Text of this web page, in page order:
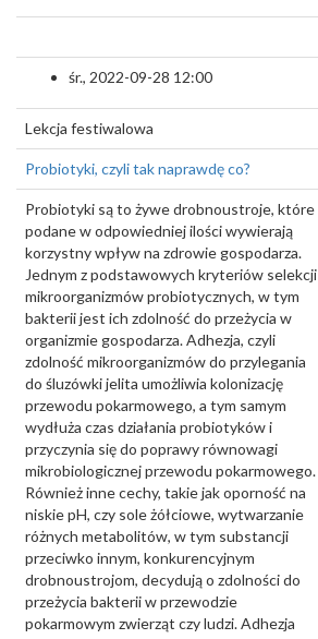
śr., 2022-09-28 12:00
Lekcja festiwalowa
Probiotyki, czyli tak naprawdę co?
Probiotyki są to żywe drobnoustroje, które
podane w odpowiedniej ilości wywierają
korzystny wpływ na zdrowie gospodarza.
Jednym z podstawowych kryteriów selekcji
mikroorganizmów probiotycznych, w tym
bakterii jest ich zdolność do przeżycia w
organizmie gospodarza. Adhezja, czyli
zdolność mikroorganizmów do przylegania
do śluzówki jelita umożliwia kolonizację
przewodu pokarmowego, a tym samym
wydłuża czas działania probiotyków i
przyczynia się do poprawy równowagi
mikrobiologicznej przewodu pokarmowego.
Również inne cechy, takie jak oporność na
niskie pH, czy sole żółciowe, wytwarzanie
różnych metabolitów, w tym substancji
przeciwko innym, konkurencyjnym
drobnoustrojom, decydują o zdolności do
przeżycia bakterii w przewodzie
pokarmowym zwierząt czy ludzi. Adhezja